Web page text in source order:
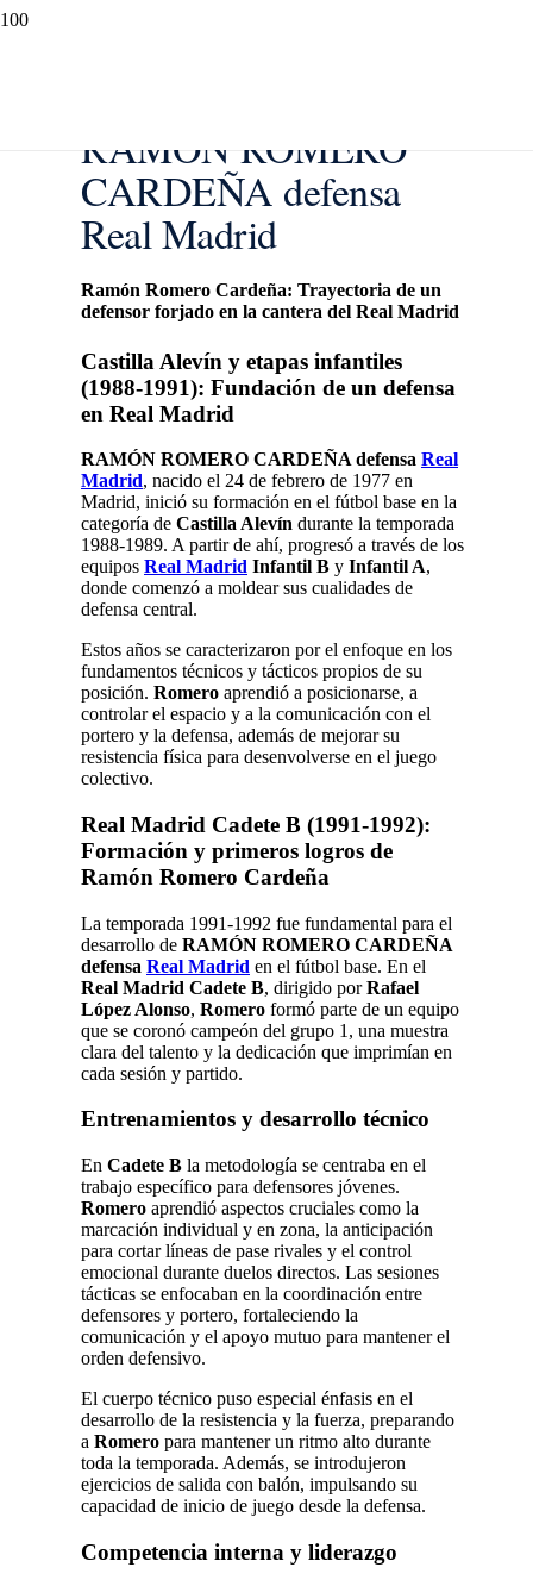
RAMÓN ROMERO
CARDEÑA defensa
Real Madrid
Ramón Romero Cardeña: Trayectoria de un
defensor forjado en la cantera del Real Madrid
Castilla Alevín y etapas infantiles
(1988-1991): Fundación de un defensa
en Real Madrid
RAMÓN ROMERO CARDEÑA defensa Real
Madrid, nacido el 24 de febrero de 1977 en
Madrid, inició su formación en el fútbol base en la
categoría de Castilla Alevín durante la temporada
1988-1989. A partir de ahí, progresó a través de los
equipos Real Madrid Infantil B y Infantil A,
donde comenzó a moldear sus cualidades de
defensa central.
Estos años se caracterizaron por el enfoque en los
fundamentos técnicos y tácticos propios de su
posición. Romero aprendió a posicionarse, a
controlar el espacio y a la comunicación con el
portero y la defensa, además de mejorar su
resistencia física para desenvolverse en el juego
colectivo.
Real Madrid Cadete B (1991-1992):
Formación y primeros logros de
Ramón Romero Cardeña
La temporada 1991-1992 fue fundamental para el
desarrollo de RAMÓN ROMERO CARDEÑA
defensa Real Madrid en el fútbol base. En el
Real Madrid Cadete B, dirigido porRafael
López Alonso, Romero formó parte de un equipo
que se coronó campeón del grupo 1, una muestra
clara del talento y la dedicación que imprimían en
cada sesión y partido.
Entrenamientos y desarrollo técnico
En Cadete B la metodología se centraba en el
trabajo específico para defensores jóvenes.
Romero aprendió aspectos cruciales como la
marcación individual y en zona, la anticipación
para cortar líneas de pase rivales y el control
emocional durante duelos directos. Las sesiones
tácticas se enfocaban en la coordinación entre
defensores y portero, fortaleciendo la
comunicación y el apoyo mutuo para mantener el
orden defensivo.
El cuerpo técnico puso especial énfasis en el
desarrollo de la resistencia y la fuerza, preparando
a Romero para mantener un ritmo alto durante
toda la temporada. Además, se introdujeron
ejercicios de salida con balón, impulsando su
capacidad de inicio de juego desde la defensa.
Competencia interna y liderazgo